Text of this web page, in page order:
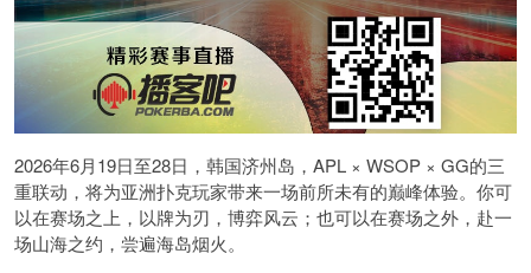
2026年6月19日至28日，韩国济州岛，APL × WSOP × GG的三
重联动，将为亚洲扑克玩家带来一场前所未有的巅峰体验。 你可
以在赛场之上，以牌为刃，博弈风云；也可以在赛场之外，赴一
场山海之约，尝遍海岛烟火。